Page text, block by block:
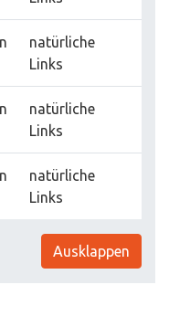
natürliche
Links
natürliche
Links
natürliche
Links
Ausklappen